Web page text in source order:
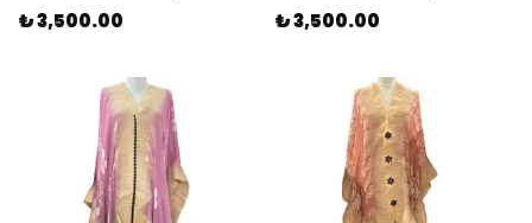
₺ 3,500.00 ₺ 3,500.00